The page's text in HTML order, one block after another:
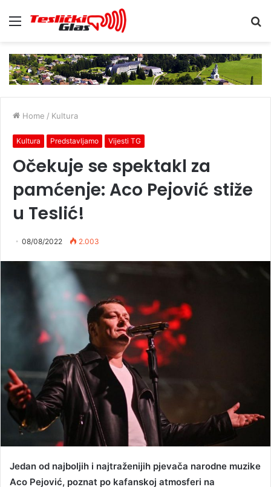
Menu
Home / Kultura
Kultura Predstavljamo Vijesti TG
Očekuje se spektakl za
pamćenje: Aco Pejović stiže
u Teslić!
08/08/2022 2.003
Jedan od najboljih i najtraženijih pjevača narodne muzike
Aco Pejović, poznat po kafanskoj atmosferi na